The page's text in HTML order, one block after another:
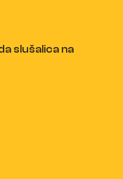
slušalica na